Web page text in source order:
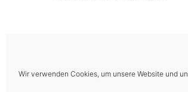
Wir verwenden Cookies, um unsere Website und